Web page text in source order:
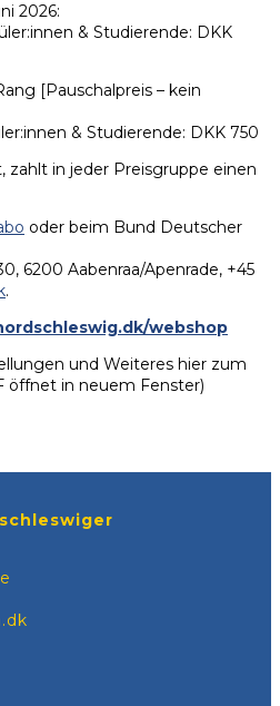
2026:
& Studierende: DKK
[Pauschalpreis – kein
& Studierende: DKK 750
in jeder Preisgruppe einen
oder beim Bund Deutscher
6200 Aabenraa/Apenrade, +45
.
webshop
und Weiteres hier zum
öffnet in neuem Fenster)